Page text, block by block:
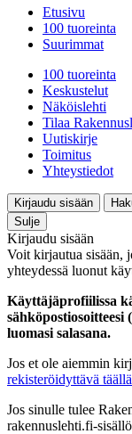
Etusivu
100 tuoreinta
Suurimmat
100 tuoreinta
Keskustelut
Näköislehti
Tilaa
Uutiskirje
Toimitus
Yhteystiedot
Kirjaudu sisään
Sulje
Kirjaudu sisään
Voit kirjautua sisään,
yhteydessä luonut
Käyttäjäprofiilissa
sähköpostiosoitteesi
luomasi salasana.
Jos et ole aiemmin
rekisteröidyttävä täällä
Jos sinulle tulee
rakennuslehti.fi-